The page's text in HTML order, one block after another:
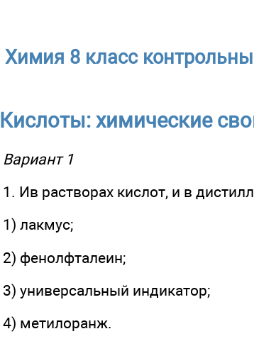
Химия 8 класс
Кислоты: химические
Вариант 1
1. Ив растворах кислот, и в
1) лакмус;
2) фенолфталеин;
3) универсальный индикатор;
4) метилоранж.